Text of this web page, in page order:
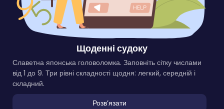
Щоденні судоку
Славетна японська головоломка. Заповніть сітку числами
від 1 до 9. Три рівні складності щодня: легкий, середній і
складний.
Розвʼязати